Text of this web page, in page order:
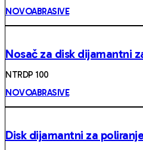
NOVOABRASIVE
Nosač za disk dijamantni
NTRDP 100
NOVOABRASIVE
Disk dijamantni za